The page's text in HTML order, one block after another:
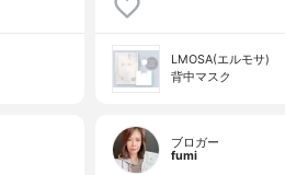
LMOSA(エルモサ)
背中マスク
ブロガー
fumi